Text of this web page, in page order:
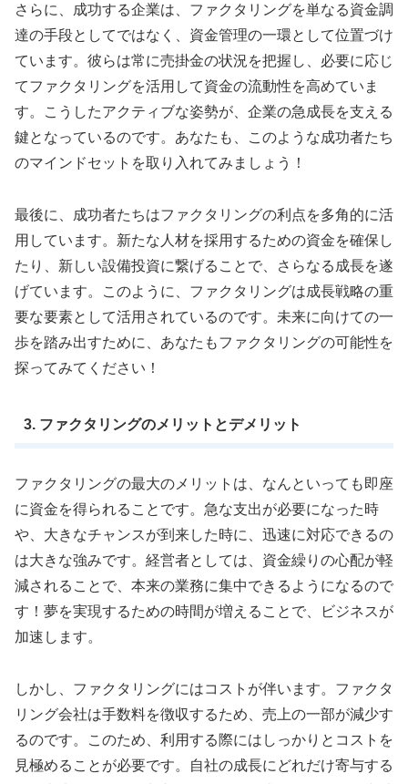
さらに、成功する企業は、ファクタリングを単なる資金調
達の手段としてではなく、資金管理の一環として位置づけ
ています。彼らは常に売掛金の状況を把握し、必要に応じ
てファクタリングを活用して資金の流動性を高めていま
す。こうしたアクティブな姿勢が、企業の急成長を支える
鍵となっているのです。あなたも、このような成功者たち
のマインドセットを取り入れてみましょう！
最後に、成功者たちはファクタリングの利点を多角的に活
用しています。新たな人材を採用するための資金を確保し
たり、新しい設備投資に繋げることで、さらなる成長を遂
げています。このように、ファクタリングは成長戦略の重
要な要素として活用されているのです。未来に向けての一
歩を踏み出すために、あなたもファクタリングの可能性を
探ってみてください！
3. ファクタリングのメリットとデメリット
ファクタリングの最大のメリットは、なんといっても即座
に資金を得られることです。急な支出が必要になった時
や、大きなチャンスが到来した時に、迅速に対応できるの
は大きな強みです。経営者としては、資金繰りの心配が軽
減されることで、本来の業務に集中できるようになるので
す！夢を実現するための時間が増えることで、ビジネスが
加速します。
しかし、ファクタリングにはコストが伴います。ファクタ
リング会社は手数料を徴収するため、売上の一部が減少す
るのです。このため、利用する際にはしっかりとコストを
見極めることが必要です。自社の成長にどれだけ寄与する